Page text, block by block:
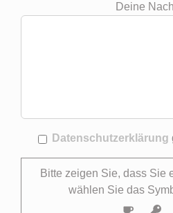
Deine
Datenschutzerklärung
Bitte zeigen Sie, dass Sie
wählen Sie das